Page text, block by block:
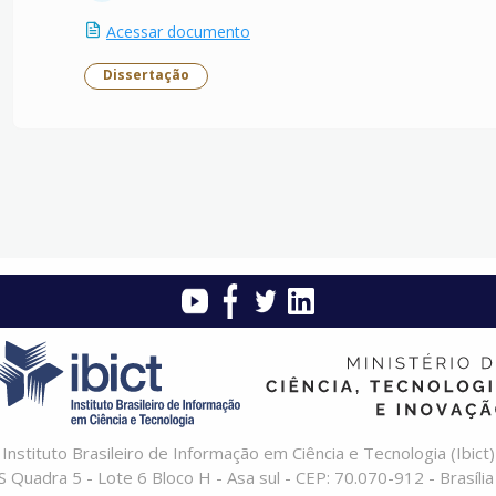
Acessar documento
Dissertação
Instituto Brasileiro de Informação em Ciência e Tecnologia (Ibict)
Quadra 5 - Lote 6 Bloco H - Asa sul - CEP: 70.070-912 -